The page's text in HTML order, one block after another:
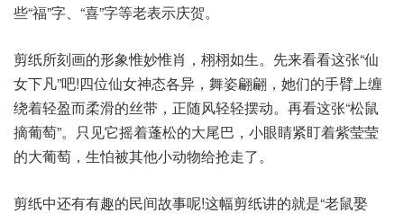
些“福”字、“喜”字等老表示庆贺。
剪纸所刻画的形象惟妙惟肖，栩栩如生。先来看看这张“仙
女下凡”吧!四位仙女神态各异，舞姿翩翩，她们的手臂上缠
绕着轻盈而柔滑的丝带，正随风轻轻摆动。再看这张“松鼠
摘葡萄”。只见它摇着蓬松的大尾巴，小眼睛紧盯着紫莹莹
的大葡萄，生怕被其他小动物给抢走了。
剪纸中还有有趣的民间故事呢!这幅剪纸讲的就是“老鼠娶